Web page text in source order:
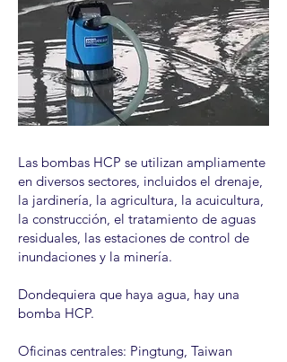
Las bombas HCP se utilizan ampliamente
en diversos sectores, incluidos el drenaje,
la jardinería, la agricultura, la acuicultura,
la construcción, el tratamiento de aguas
residuales, las estaciones de control de
inundaciones y la minería.
Dondequiera que haya agua, hay una
bomba HCP.
Oficinas centrales: Pingtung, Taiwan